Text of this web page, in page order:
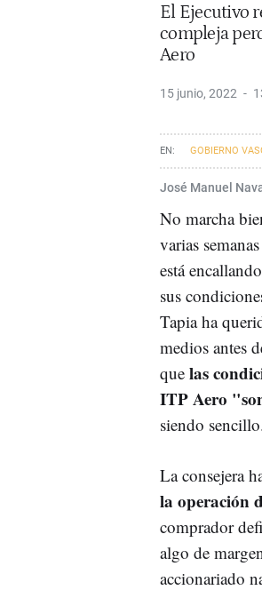
El Ejecutivo
compleja
Aero
15 junio, 2022
GOBIERNO
José Manuel
No marcha
varias
está
sus
Tapia ha
medios antes
que las
ITP Aero
siendo
La consejera
la operación
comprador
algo de
accionariado